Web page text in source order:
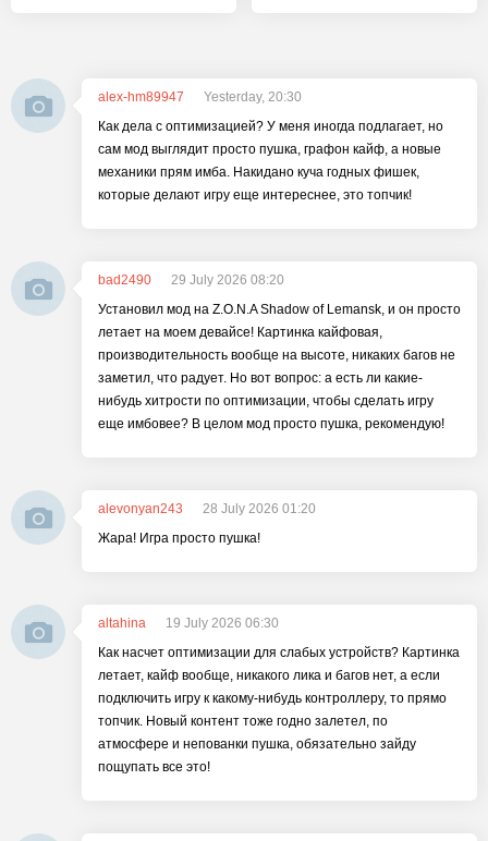
alex-hm89947
Yesterday, 20:30
Как дела с оптимизацией? У меня иногда подлагает, но
сам мод выглядит просто пушка, графон кайф, а новые
механики прям имба. Накидано куча годных фишек,
которые делают игру еще интереснее, это топчик!
bad2490
29 July 2026 08:20
Установил мод на Z.O.N.A Shadow of Lemansk, и он просто
летает на моем девайсе! Картинка кайфовая,
производительность вообще на высоте, никаких багов не
заметил, что радует. Но вот вопрос: а есть ли какие-
нибудь хитрости по оптимизации, чтобы сделать игру
еще имбовее? В целом мод просто пушка, рекомендую!
alevonyan243
28 July 2026 01:20
Жара! Игра просто пушка!
altahina
19 July 2026 06:30
Как насчет оптимизации для слабых устройств? Картинка
летает, кайф вообще, никакого лика и багов нет, а если
подключить игру к какому-нибудь контроллеру, то прямо
топчик. Новый контент тоже годно залетел, по
атмосфере и непованки пушка, обязательно зайду
пощупать все это!